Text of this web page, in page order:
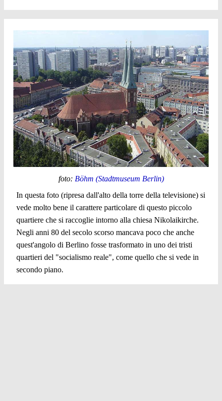
foto: Böhm (Stadtmuseum Berlin)
In questa foto (ripresa dall'alto della torre della televisione) si
vede molto bene il carattere particolare di questo piccolo
quartiere che si raccoglie intorno alla chiesa Nikolaikirche.
Negli anni 80 del secolo scorso mancava poco che anche
quest'angolo di Berlino fosse trasformato in uno dei tristi
quartieri del "socialismo reale", come quello che si vede in
secondo piano.